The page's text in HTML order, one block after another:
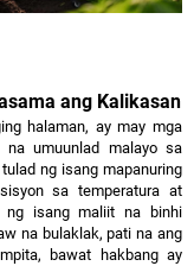
ang Kalikasan
halaman, ay may mga
umuunlad malayo sa
ng isang mapanuring
sa temperatura at
ng isang maliit na binhi
na bulaklak, pati na ang
bawat hakbang ay